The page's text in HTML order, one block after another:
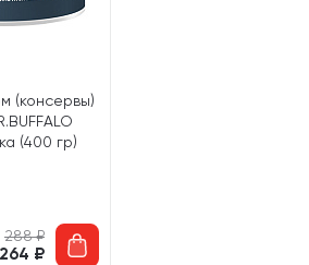
(консервы)
(400 гр)
288₽
264 ₽